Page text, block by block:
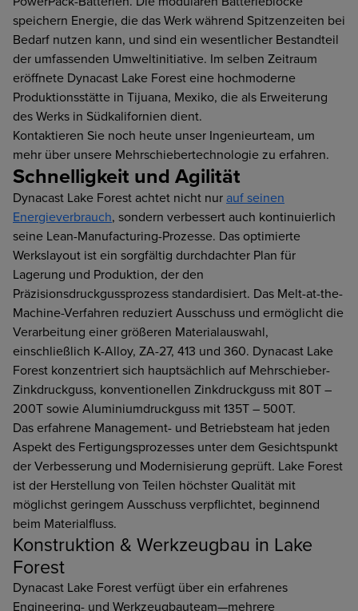
speichern Energie, die das Werk während Spitzenzeiten bei
Bedarf nutzen kann, und sind ein wesentlicher Bestandteil
der umfassenden Umweltinitiative. Im selben Zeitraum
eröffnete Dynacast Lake Forest eine hochmoderne
Produktionsstätte in Tijuana, Mexiko, die als Erweiterung
des Werks in Südkalifornien dient.
Kontaktieren Sie noch heute unser Ingenieurteam, um
mehr über unsere Mehrschiebertechnologie zu erfahren.
Schnelligkeit und Agilität
Dynacast Lake Forest achtet nicht nur auf seinen
Energieverbrauch, sondern verbessert auch kontinuierlich
seine Lean-Manufacturing-Prozesse. Das optimierte
Werkslayout ist ein sorgfältig durchdachter Plan für
Lagerung und Produktion, der den
Präzisionsdruckgussprozess standardisiert. Das Melt-at-the-
Machine-Verfahren reduziert Ausschuss und ermöglicht die
Verarbeitung einer größeren Materialauswahl,
einschließlich K-Alloy, ZA-27, 413 und 360. Dynacast Lake
Forest konzentriert sich hauptsächlich auf Mehrschieber-
Zinkdruckguss, konventionellen Zinkdruckguss mit 80T –
200T sowie Aluminiumdruckguss mit 135T – 500T.
Das erfahrene Management- und Betriebsteam hat jeden
Aspekt des Fertigungsprozesses unter dem Gesichtspunkt
der Verbesserung und Modernisierung geprüft. Lake Forest
ist der Herstellung von Teilen höchster Qualität mit
möglichst geringem Ausschuss verpflichtet, beginnend
beim Materialfluss.
Konstruktion & Werkzeugbau in Lake
Forest
Dynacast Lake Forest verfügt über ein erfahrenes
Engineering- und Werkzeugbauteam—mehrere